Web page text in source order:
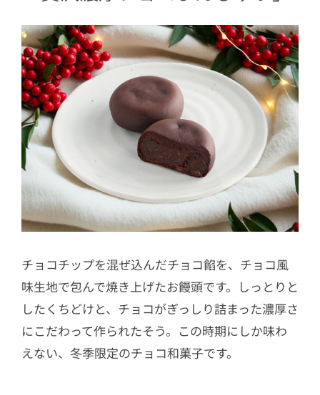
チョコチップを混ぜ込んだチョコ餡を、チョコ風
味生地で包んで焼き上げたお饅頭です。しっとりと
したくちどけと、チョコがぎっしり詰まった濃厚さ
にこだわって作られたそう。この時期にしか味わ
えない、冬季限定のチョコ和菓子です。